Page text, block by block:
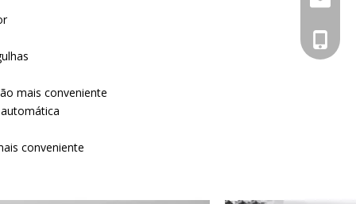
mais conveniente
conveniente
+86